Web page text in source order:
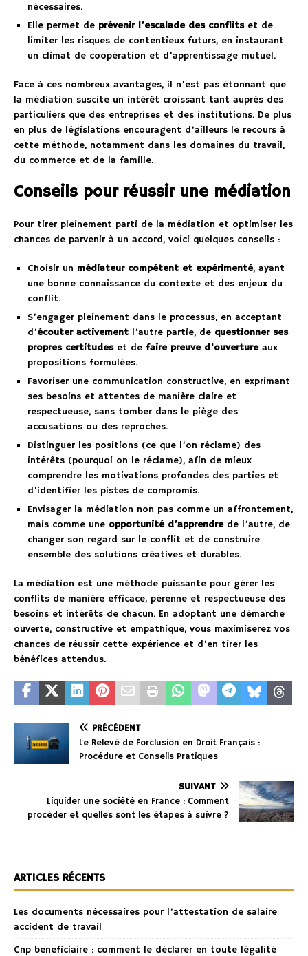
nécessaires.
Elle permet de prévenir l’escalade des conflitset de
limiter les risques de contentieux futurs, en instaurant
un climat de coopération et d’apprentissage mutuel.
Face à ces nombreux avantages, il n’est pas étonnant que
la médiation suscite un intérêt croissant tant auprès des
particuliers que des entreprises et des institutions. De plus
en plus de législations encouragent d’ailleurs le recours à
cette méthode, notamment dans les domaines du travail,
du commerce et de la famille.
Conseils pour réussir une médiation
Pour tirer pleinement parti de la médiation et optimiser les
chances de parvenir à un accord, voici quelques conseils :
Choisir un médiateur compétent et expérimenté, ayant
une bonne connaissance du contexte et des enjeux du
conflit.
S’engager pleinement dans le processus, en acceptant
d’écouter activement l’autre partie, de questionner ses
propres certitudeset de faire preuve d’ouvertureaux
propositions formulées.
Favoriser une communication constructive, en exprimant
ses besoins et attentes de manière claire et
respectueuse, sans tomber dans le piège des
accusations ou des reproches.
Distinguer les positions (ce que l’on réclame) des
intérêts (pourquoi on le réclame), afin de mieux
comprendre les motivations profondes des parties et
d’identifier les pistes de compromis.
Envisager la médiation non pas comme un affrontement,
mais comme une opportunité d’apprendrede l’autre, de
changer son regard sur le conflit et de construire
ensemble des solutions créatives et durables.
La médiation est une méthode puissante pour gérer les
conflits de manière efficace, pérenne et respectueuse des
besoins et intérêts de chacun. En adoptant une démarche
ouverte, constructive et empathique, vous maximiserez vos
chances de réussir cette expérience et d’en tirer les
bénéfices attendus.
PRÉCÉDENT
Le Relevé de Forclusion en Droit Français :
Procédure et Conseils Pratiques
SUIVANT
Liquider une société en France : Comment
procéder et quelles sont les étapes à suivre ?
ARTICLES RÉCENTS
Les documents nécessaires pour l’attestation de salaire
accident de travail
Cnp beneficiaire : comment le déclarer en toute légalité